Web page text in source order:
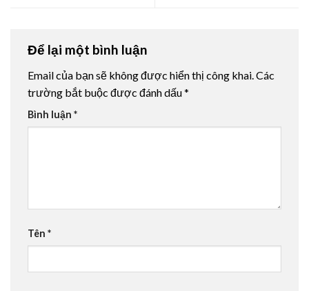
Để lại một bình luận
Email của bạn sẽ không được hiển thị công khai.Các
trường bắt buộc được đánh dấu*
Bình luận *
Tên *